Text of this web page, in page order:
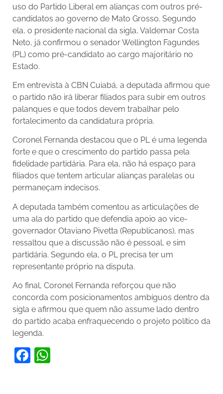
uso do Partido Liberal em alianças com outros pré-
candidatos ao governo de Mato Grosso. Segundo
ela, o presidente nacional da sigla, Valdemar Costa
Neto, já confirmou o senador Wellington Fagundes
(PL) como pré-candidato ao cargo majoritário no
Estado.
Em entrevista à CBN Cuiabá, a deputada afirmou que
o partido não irá liberar filiados para subir em outros
palanques e que todos devem trabalhar pelo
fortalecimento da candidatura própria.
Coronel Fernanda destacou que o PL é uma legenda
forte e que o crescimento do partido passa pela
fidelidade partidária. Para ela, não há espaço para
filiados que tentem articular alianças paralelas ou
permaneçam indecisos.
A deputada também comentou as articulações de
uma ala do partido que defendia apoio ao vice-
governador Otaviano Pivetta (Republicanos), mas
ressaltou que a discussão não é pessoal, e sim
partidária. Segundo ela, o PL precisa ter um
representante próprio na disputa.
Ao final, Coronel Fernanda reforçou que não
concorda com posicionamentos ambíguos dentro da
sigla e afirmou que quem não assume lado dentro
do partido acaba enfraquecendo o projeto político da
legenda.
Facebook